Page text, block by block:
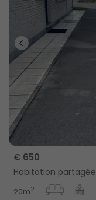
€ 650
Habitation partagée
20m2